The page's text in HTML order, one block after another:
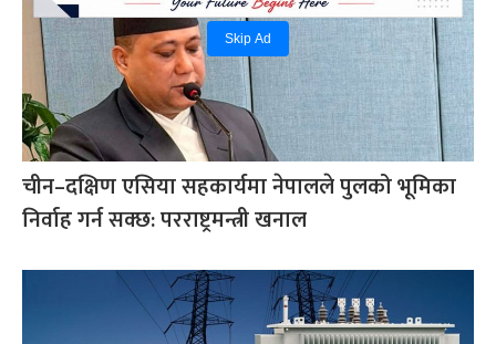
Skip Ad
चीन–दक्षिण एसिया सहकार्यमा नेपालले पुलको भूमिका
निर्वाह गर्न सक्छ: परराष्ट्रमन्त्री खनाल